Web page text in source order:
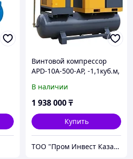
Винтовой компрессор
APD-10A-500-AP, -1,1куб.м,
В наличии
1 938 000₸
Купить
ТОО "Пром Инвест Казахстан"